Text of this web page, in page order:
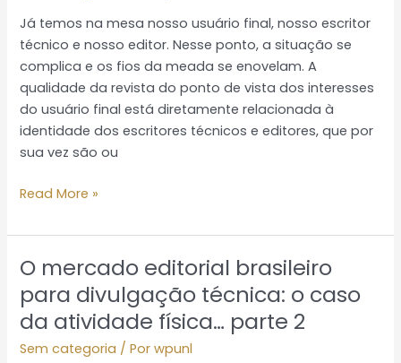
Já temos na mesa nosso usuário final, nosso escritor
técnico e nosso editor. Nesse ponto, a situação se
complica e os fios da meada se enovelam. A
qualidade da revista do ponto de vista dos interesses
do usuário final está diretamente relacionada à
identidade dos escritores técnicos e editores, que por
sua vez são ou
o
caso
da
atividade
física
e
treinamento
Read More »
O mercado editorial brasileiro
para divulgação técnica: o caso
da atividade física… parte 2
Sem categoria / Porwpunl
O
mercado
editorial
brasileiro
para